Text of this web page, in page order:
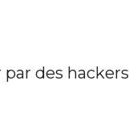
des hackers